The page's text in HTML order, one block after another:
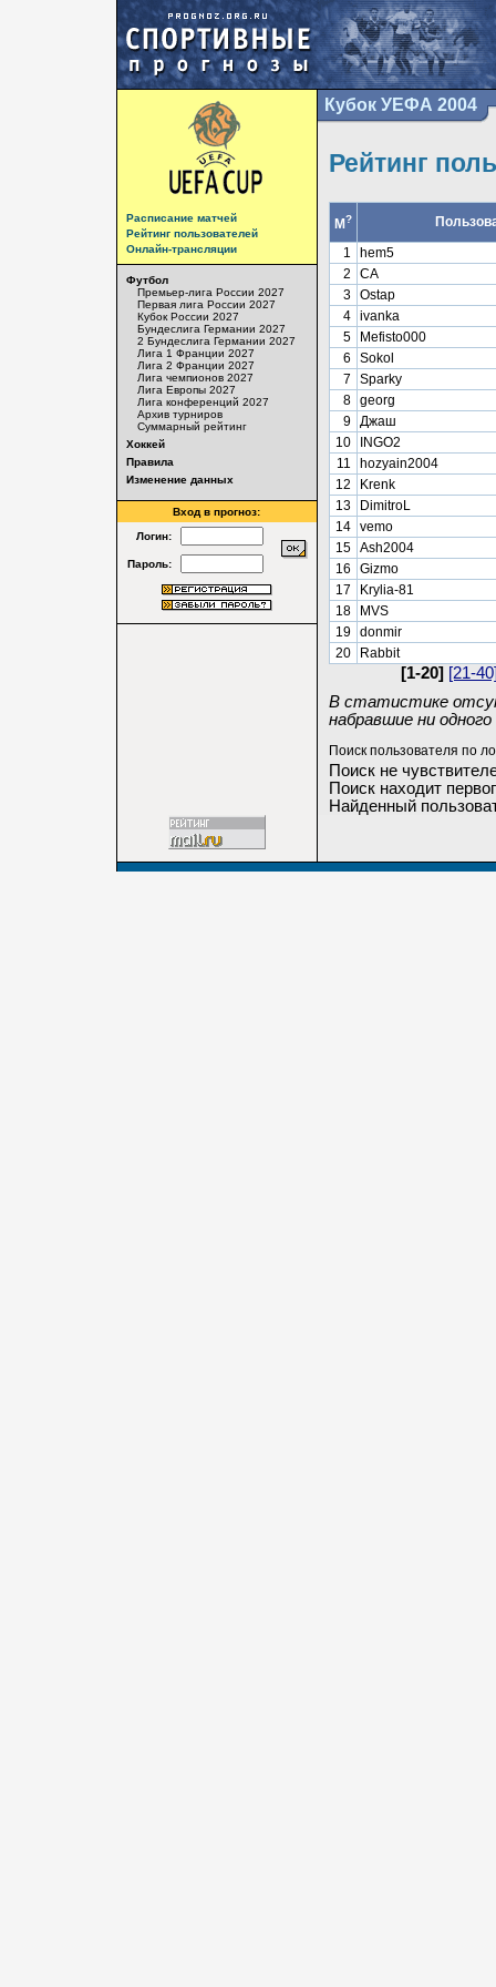
Расписание матчей
Рейтинг пользователей
Онлайн-трансляции
Футбол
Премьер-лига России 2027
Первая лига России 2027
Кубок России 2027
Бундеслига Германии 2027
2 Бундеслига Германии 2027
Лига 1 Франции 2027
Лига 2 Франции 2027
Лига чемпионов 2027
Лига Европы 2027
Лига конференций 2027
Архив турниров
Суммарный рейтинг
Хоккей
Правила
Изменение данных
Вход в прогноз:
Логин:
Пароль:
Кубок УЕФА 2004
Рейтинг
М?
1
hem5
2
СА
3 Ostap
4 ivanka
5
Mefisto000
6
Sokol
7
Sparky
8 georg
9 Джаш
10
INGO2
11
hozyain2004
12
Krenk
13
DimitroL
14 vemo
15 Ash2004
16
Gizmo
17
Krylia-81
18
MVS
19 donmir
20
Rabbit
[1-20] [21-
В статистике
набравшие ни одного
Поиск пользователя по
Поиск не
Поиск находит
Найденный